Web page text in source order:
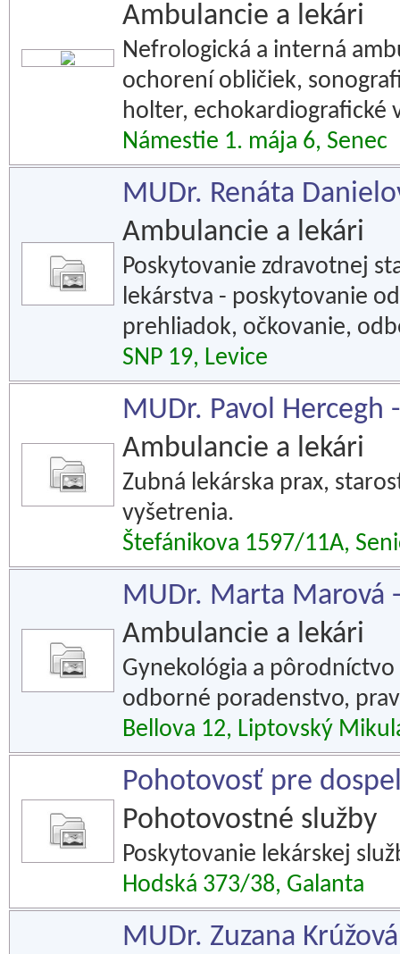
Ambulancie a lekári
Nefrologická a interná
ochorení obličiek,
holter, echokardiografické
Námestie 1. mája 6, Senec
MUDr. Renáta
Ambulancie a lekári
Poskytovanie zdravotnej
lekárstva - poskytovanie
prehliadok, očkovanie,
SNP 19, Levice
MUDr. Pavol Hercegh
Ambulancie a lekári
Zubná lekárska prax,
vyšetrenia.
Štefánikova 1597/11A,
MUDr. Marta Marová
Ambulancie a lekári
Gynekológia a
odborné poradenstvo,
Bellova 12, Liptovský
Pohotovosť pre
Pohotovostné služby
Poskytovanie lekárskej
Hodská 373/38, Galanta
MUDr. Zuzana